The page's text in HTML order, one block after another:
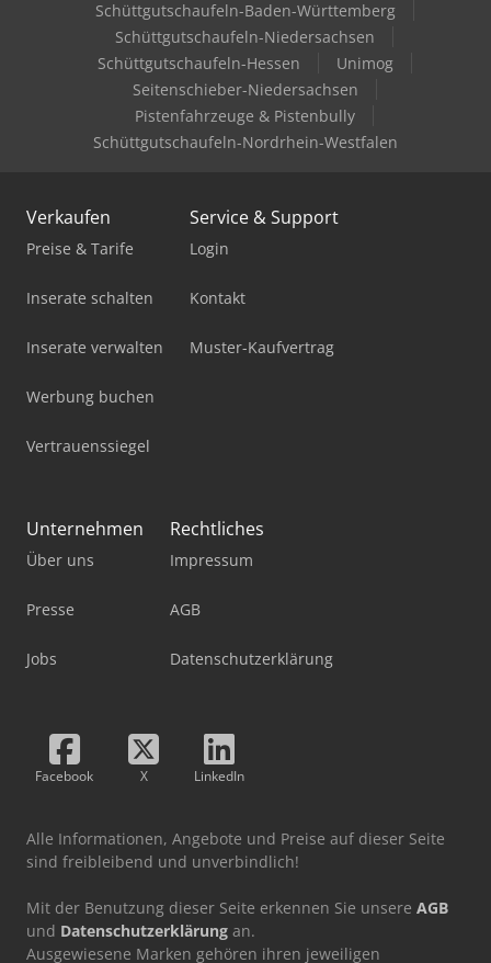
Schüttgutschaufeln-Baden-Württemberg
Schüttgutschaufeln-Niedersachsen
Schüttgutschaufeln-Hessen
Unimog
Seitenschieber-Niedersachsen
Pistenfahrzeuge & Pistenbully
Schüttgutschaufeln-Nordrhein-Westfalen
Verkaufen
Preise & Tarife
Inserate schalten
Inserate verwalten
Werbung buchen
Vertrauenssiegel
Service & Support
Login
Kontakt
Muster-Kaufvertrag
Unternehmen
Über uns
Presse
Jobs
Rechtliches
Impressum
AGB
Datenschutzerklärung
Facebook X LinkedIn
Alle Informationen, Angebote und Preise auf dieser Seite
sind freibleibend und unverbindlich!
Mit der Benutzung dieser Seite erkennen Sie unsere AGB
und Datenschutzerklärung an.
Ausgewiesene Marken gehören ihren jeweiligen